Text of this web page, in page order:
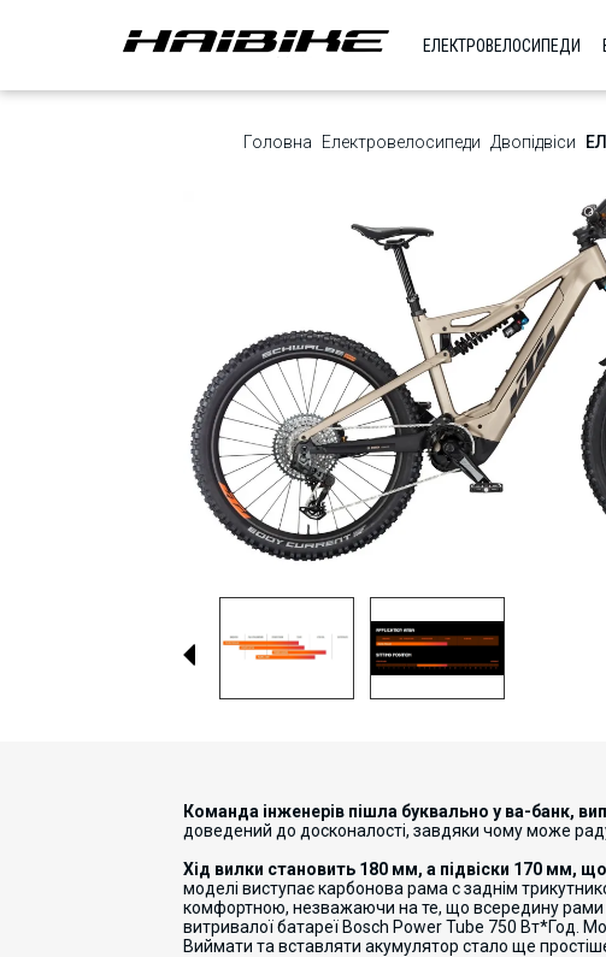
ЕЛЕКТРОВЕЛОСИПЕДИ
Головна Електровелосипеди Двопідвіси
Команда інженерів пішла буквально у ва-банк,
доведений до досконалості, завдяки чому може
Хід вилки становить 180 мм, а підвіски 170 мм,
моделі виступає карбонова рама с заднім
комфортною, незважаючи на те, що всередину рами
витривалої батареї Bosch Power Tube 750 Вт*Год.
Виймати та вставляти акумулятор стало ще